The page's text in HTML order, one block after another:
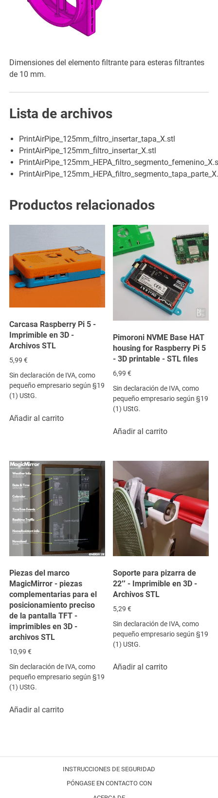
Dimensiones del elemento filtrante para esteras filtrantes
de 10 mm.
Lista de archivos
PrintAirPipe_125mm_filtro_insertar_tapa_X.stl
PrintAirPipe_125mm_filtro_insertar_X.stl
Productos relacionados
Carcasa Raspberry Pi 5 -
Imprimible en 3D -
Archivos STL
5,99€
Sin declaración de IVA, como
pequeño empresario según §19
(1) UStG.
Añadir al carrito
Pimoroni NVME Base HAT
housing for Raspberry Pi 5
- 3D printable - STL files
6,99€
Sin declaración de IVA, como
pequeño empresario según §19
(1) UStG.
Añadir al carrito
Piezas del marco
MagicMirror - piezas
complementarias para el
posicionamiento preciso
de la pantalla TFT -
imprimibles en 3D -
archivos STL
10,99€
Sin declaración de IVA, como
pequeño empresario según §19
(1) UStG.
Añadir al carrito
Soporte para pizarra de
22″ - Imprimible en 3D -
Archivos STL
5,29€
Sin declaración de IVA, como
pequeño empresario según §19
(1) UStG.
Añadir al carrito
INSTRUCCIONES DE SEGURIDAD
PÓNGASE EN CONTACTO CON